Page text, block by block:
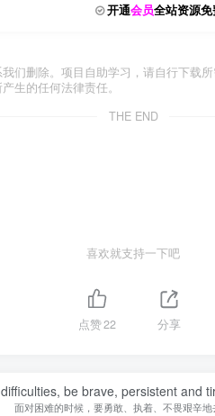
开通会员全站资源
们删除。项目自助学习，请自行下载
生的任何法律责任。
THE END
喜欢就支持一下吧
点赞22 分享
be brave, persistent and
面对困难的时候，要勇敢、执着、不畏艰辛地